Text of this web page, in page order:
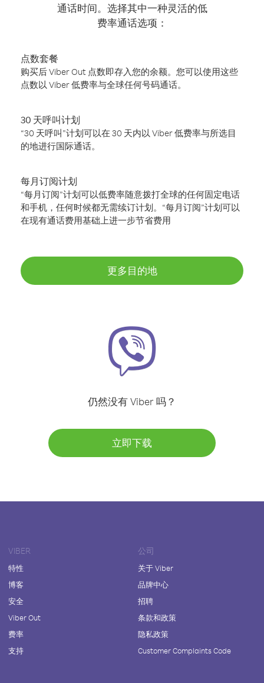
通话时间。选择其中一种灵活的低
费率通话选项：
点数套餐
购买后 Viber Out 点数即存入您的余额。您可以使用这些
点数以 Viber 低费率与全球任何号码通话。
30 天呼叫计划
“30 天呼叫”计划可以在 30 天内以 Viber 低费率与所选目
的地进行国际通话。
每月订阅计划
“每月订阅”计划可以低费率随意拨打全球的任何固定电话
和手机，任何时候都无需续订计划。“每月订阅”计划可以
在现有通话费用基础上进一步节省费用
更多目的地
仍然没有 Viber 吗？
立即下载
VIBER
特性
博客
安全
Viber Out
费率
支持
公司
关于 Viber
品牌中心
招聘
条款和政策
隐私政策
Customer Complaints Code